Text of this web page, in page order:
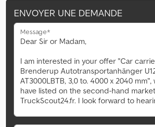
ENVOYER UNE DEMANDE
Message*